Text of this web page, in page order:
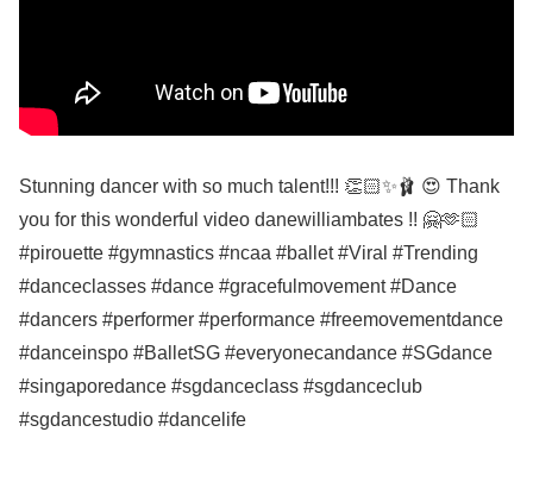
Stunning dancer with so much talent!!! 👏🏻✨🩰 😍 Thank
you for this wonderful video danewilliambates !! 🤗🫶🏻
#pirouette #gymnastics #ncaa #ballet #Viral #Trending
#danceclasses #dance #gracefulmovement #Dance
#dancers #performer #performance #freemovementdance
#danceinspo #BalletSG #everyonecandance #SGdance
#singaporedance #sgdanceclass #sgdanceclub
#sgdancestudio #dancelife